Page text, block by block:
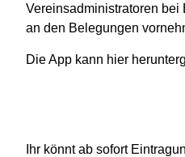
Vereinsadministratoren bei
an den Belegungen
Die App kann hier
Ihr könnt ab sofort